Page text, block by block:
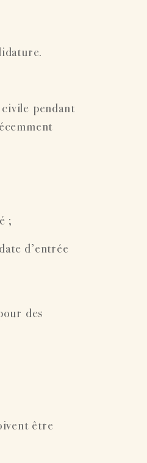
pendant
;
d’entrée
des
être